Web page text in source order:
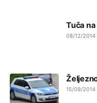
Tuča na
08/12/2014
15/09/2014
nema pristup računaru
tablet